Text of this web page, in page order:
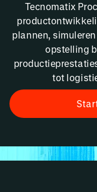
Tecnomatix
plannen,
opstelling
tot